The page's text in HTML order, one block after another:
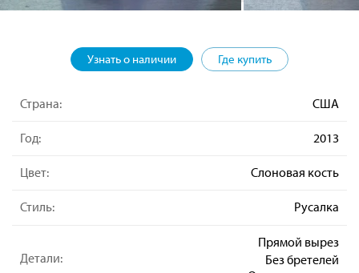
Узнать о наличии Где купить
Страна: США
Год: 2013
Цвет: Слоновая кость
Стиль: Русалка
Детали:
Прямой вырез
Без бретелей